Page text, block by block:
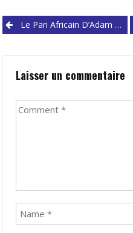
PostLe Pari Africain D’Adam Silver : Un Nouvel Eldorado Pour La Grande Ligue ?
Laisser un commentaire